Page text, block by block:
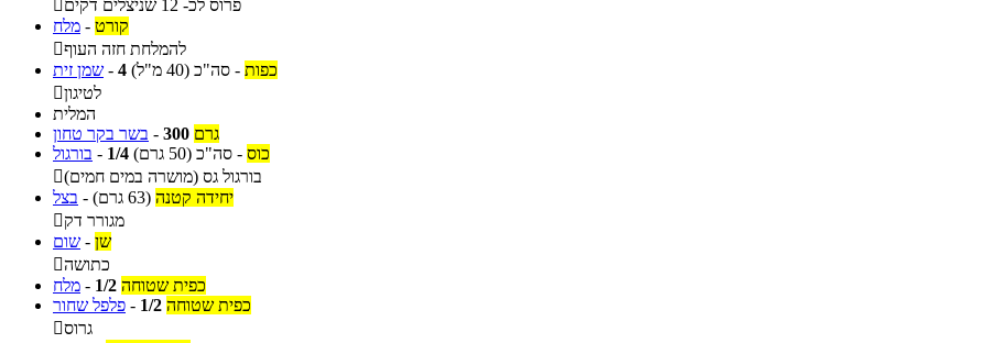

פרוס לכ- 12 שניצלים דקים
מלח - קורט
להמלחת חזה העוף
שמן זית - 4 כפות - סה"כ (40 מ"ל)
לטיגון
המלית
בשר בקר טחון - 300 גרם
בורגול - 1/4 כוס - סה"כ (50 גרם)
בורגול גס (מושרה במים חמים)
בצל - יחידה קטנה (63 גרם)
מגורר דק
שום - שן
כתושה
מלח - 1/2 כפית שטוחה
פלפל שחור - 1/2 כפית שטוחה
גרוס